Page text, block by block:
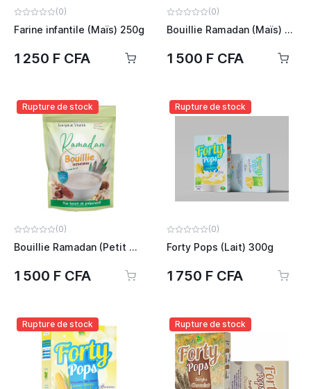
(0)
Farine infantile (Maïs) 250g
1 250 F CFA
(0)
Bouillie Ramadan (Maïs) 500g
1 500 F CFA
Rupture de stock
(0)
Bouillie Ramadan (Petit Mil) 500g
1 500 F CFA
Rupture de stock
(0)
Forty Pops (Lait) 300g
1 750 F CFA
Rupture de stock Rupture de stock